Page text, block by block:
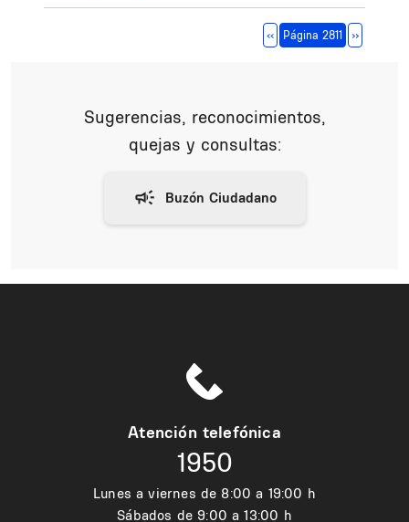
Página anterior
‹‹ Página 2811 Siguiente
››
Sugerencias, reconocimientos,
quejas y consultas:
Atención telefónica
1950
Lunes a viernes de 8:00 a 19:00 h
Sábados de 9:00 a 13:00 h